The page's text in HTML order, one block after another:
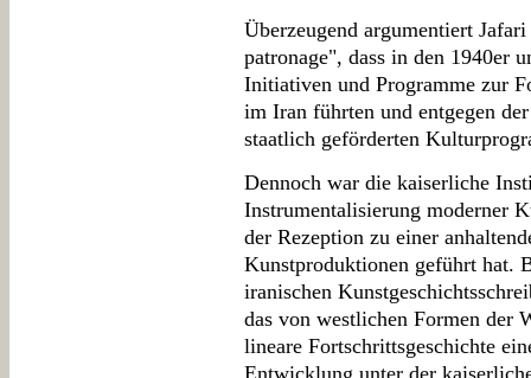
Überzeugend argumentiert
patronage", dass in den 1940er
Initiativen und Programme zur
im Iran führten und entgegen
staatlich geförderten
Dennoch war die kaiserliche
Instrumentalisierung moderner
der Rezeption zu einer
Kunstproduktionen geführt hat.
iranischen
das von westlichen Formen der
lineare Fortschrittsgeschichte
Entwicklung unter der